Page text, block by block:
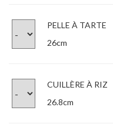
PELLE À TARTE
26cm
CUILLÈRE À RIZ
26.8cm